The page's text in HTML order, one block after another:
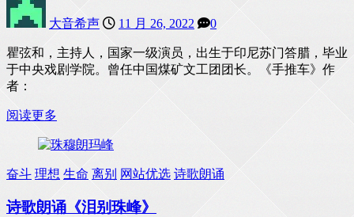
大音希声 11 月 26, 2022 0
瞿弦和，主持人，国家一级演员，出生于印尼苏门答腊，毕业
于中央戏剧学院。曾任中国煤矿文工团团长。《手推车》作
者：
阅读更多
奋斗 理想 生命 离别 网站优选 诗歌朗诵
诗歌朗诵《泪别珠峰》